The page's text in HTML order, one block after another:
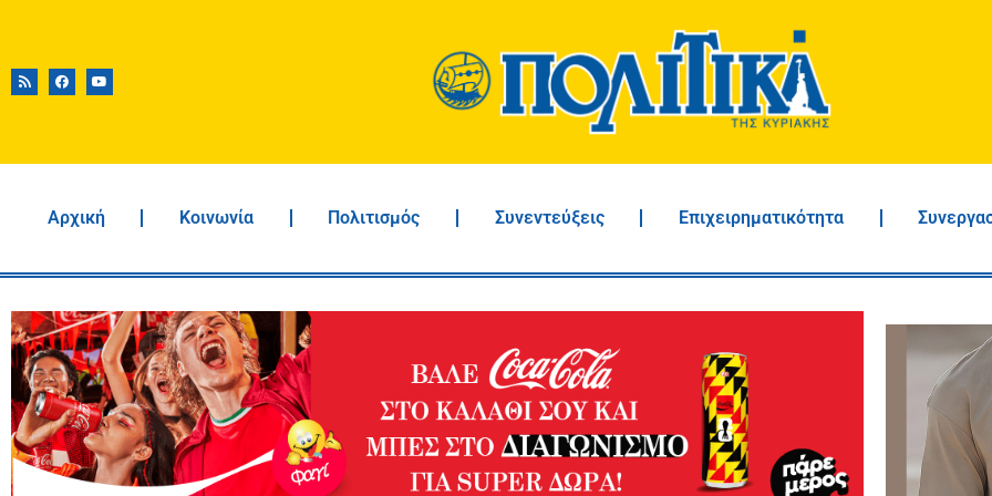
Αρχική Κοινωνία Πολιτισμός Συνεντεύξεις Επιχειρηματικότητα